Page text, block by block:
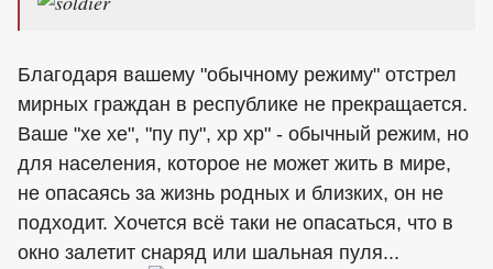
Благодаря вашему "обычному режиму" отстрел
мирных граждан в республике не прекращается.
Ваше "хе хе", "пу пу", хр хр" - обычный режим, но
для населения, которое не может жить в мире,
не опасаясь за жизнь родных и близких, он не
подходит. Хочется всё таки не опасаться, что в
окно залетит снаряд или шальная пуля...